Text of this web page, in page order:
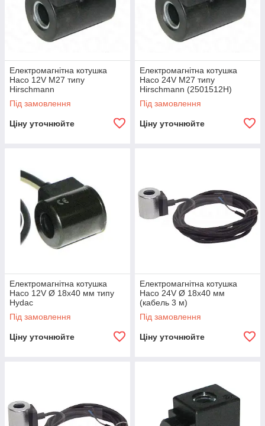
Електромагнітна котушка
Haco 12V M27 типу
Hirschmann
Під замовлення
Ціну уточнюйте
Електромагнітна котушка
Haco 24V M27 типу
Hirschmann (2501512H)
Під замовлення
Ціну уточнюйте
Електромагнітна котушка
Haco 12V Ø 18x40 мм типу
Hydac
Під замовлення
Ціну уточнюйте
Електромагнітна котушка
Haco 24V Ø 18x40 мм
(кабель 3 м)
Під замовлення
Ціну уточнюйте